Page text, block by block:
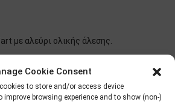
Cookie Consent
to store and/or access device
browsing experience and to show (non-)
με αλεύρι ολικής άλεσης.